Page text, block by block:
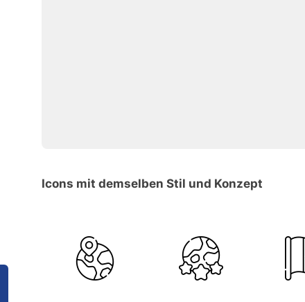
Icons mit demselben Stil und Konzept